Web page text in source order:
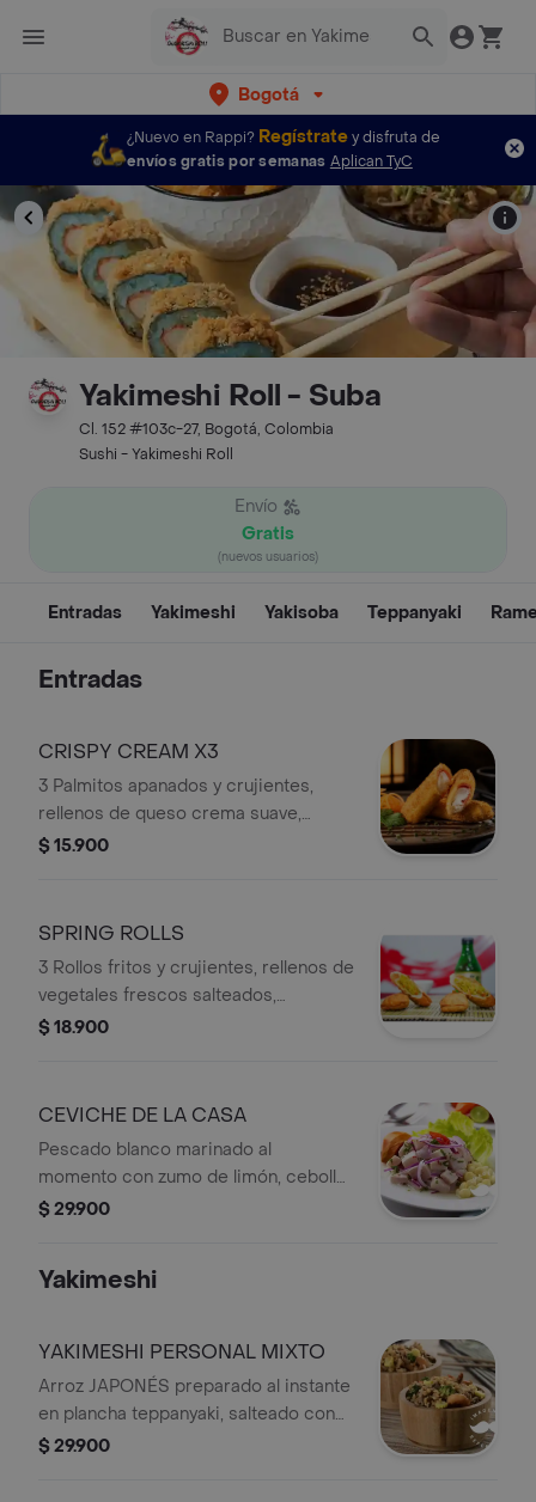
Bogotá
¿Nuevo en Rappi? Regístratey disfruta de
envíos gratis por semanas Aplican TyC
Yakimeshi Roll - Suba
Cl. 152 #103c-27, Bogotá, Colombia
Sushi - Yakimeshi Roll
Envío
Gratis
(nuevos usuarios)
Entradas Yakimeshi Yakisoba Teppanyaki
Entradas
CRISPY CREAM X3
3 Palmitos apanados y crujientes,
rellenos de queso crema suave,
acompañados de nuestra salsa
$ 15.900
SPRING ROLLS
3 Rollos fritos y crujientes, rellenos de
vegetales frescos salteados,
acompañados de salsa agridulce
$ 18.900
CEVICHE DE LA CASA
Pescado blanco marinado al
momento con zumo de limón, cebolla
roja, cilantro, aguacate, maíz cusco y
$ 29.900
Yakimeshi
YAKIMESHI PERSONAL MIXTO
Arroz JAPONÉS preparado al instante
en plancha teppanyaki, salteado con
verduras frescas, huevo, especias y el
$ 29.900